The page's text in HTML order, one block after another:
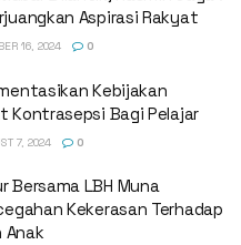
Aspirasi Rakyat
16, 2024 0
Kebijakan
Kontrasepsi Bagi Pelajar
7, 2024 0
Bersama LBH Muna
Kekerasan Terhadap
Anak